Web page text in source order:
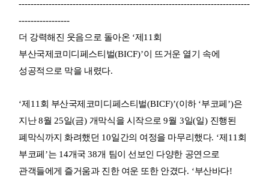
-----------------------------------------------------------------------------
-----------------
더 강력해진 웃음으로 돌아온 ‘제 11회
부산국제코미디페스티벌(BICF)’이 뜨거운 열기 속에
성공적으로 막을 내렸다.
‘제 11회 부산국제코미디페스티벌(BICF)’(이하 ‘부코페 ’)은
지난8월 25일(금) 개막식을 시작으로9월 3일(일) 진행된
폐막식까지 화려했던 10일간의 여정을 마무리했다. ‘제 11회
부코페 ’는 14개국38개 팀이 선보인 다양한 공연으로
관객들에게 즐거움과 진한 여운 또한 안겼다. ‘부산바다!